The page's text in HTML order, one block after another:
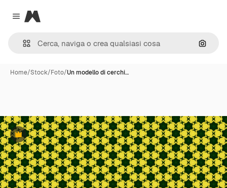
Close menu
Magnific
Cerca
Home/Stock/Foto/Un modello di cerchi…
Premium